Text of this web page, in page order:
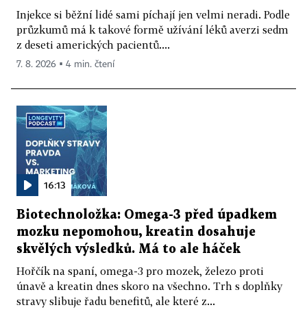
Injekce si běžní lidé sami píchají jen velmi neradi. Podle
průzkumů má k takové formě užívání léků averzi sedm
z deseti amerických pacientů....
7. 8. 2026 ▪ 4 min. čtení
16:13
Biotechnoložka: Omega-3 před úpadkem
mozku nepomohou, kreatin dosahuje
skvělých výsledků. Má to ale háček
Hořčík na spaní, omega-3 pro mozek, železo proti
únavě a kreatin dnes skoro na všechno. Trh s doplňky
stravy slibuje řadu benefitů, ale které z...